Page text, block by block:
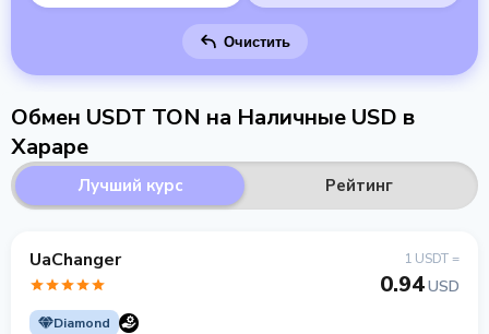
Очистить
Обмен USDT TON на Наличные USD в
Хараре
Лучший курс Рейтинг
UaChanger
Diamond
1 USDT =
0.94USD